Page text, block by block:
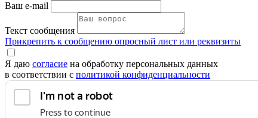
Ваш e-mail
Текст сообщения
Прикрепить к сообщению опросный лист или реквизиты
Я даю согласие на обработку персональных данных
в соответствии с политикой конфиденциальности